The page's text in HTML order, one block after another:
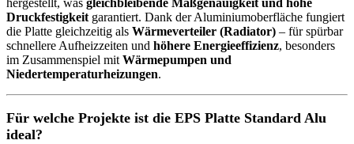
Druckfestigkeit garantiert. Dank der Aluminiumoberfläche fungiert
die Platte gleichzeitig als Wärmeverteiler (Radiator) – für spürbar
schnellere Aufheizzeiten und höhere Energieeffizienz, besonders
im Zusammenspiel mit Wärmepumpen und
Niedertemperaturheizungen.
Für welche Projekte ist die EPS Platte Standard Alu
ideal?